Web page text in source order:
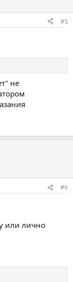
#5
не
#6
или лично